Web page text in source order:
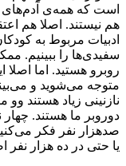
است که همه‌ی آدم‌های
هم نیستند. اصلا هم
ادبیات مربوط به
سفیدی‌ها را ببینیم.
روبرو هستید. اما اصلا
متوجه می‌شوید و
نازنینی زیاد هستند
دوروبر ما هستند. چهار
صدهزار نفر فکر
یا حتی در ده هزار نفر